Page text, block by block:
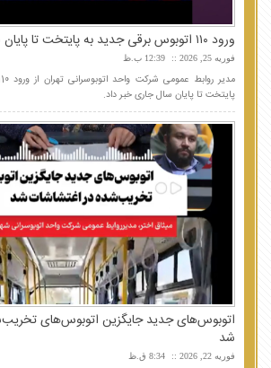
ورود ۱۱۰ اتوبوس برقی جدید به پایتخت تا پایان سال
فوریه 25, 2026 12:39 ب.ظ
پایتخت تا پایان سال جاری خبر داد.
اتوبوس‌های جدید جایگزین اتوبوس‌های
شد
فوریه 22, 2026 8:34 ق.ظ